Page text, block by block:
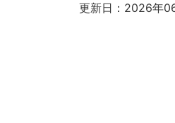
更新日：2026年